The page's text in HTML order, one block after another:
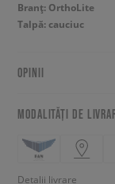
Branț: OrthoLite
Talpă: cauciuc
OPINII
MODALITĂȚI DE
Detalii livrare